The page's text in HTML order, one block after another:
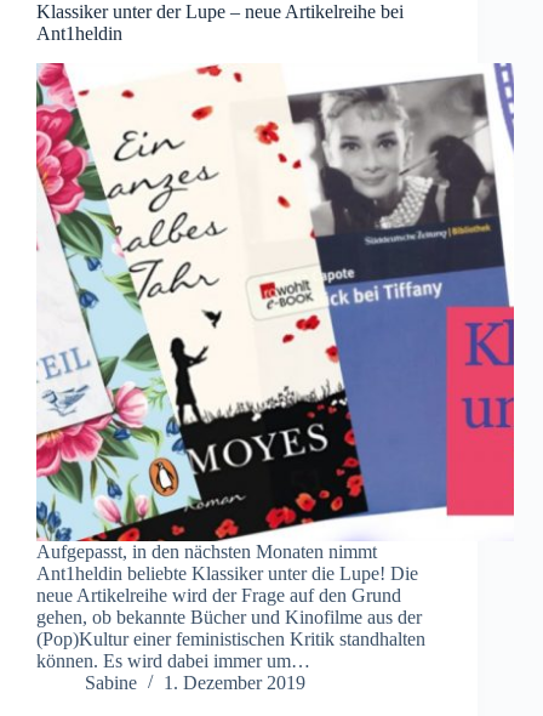
Klassiker unter der Lupe – neue Artikelreihe bei
Ant1heldin
Aufgepasst, in den nächsten Monaten nimmt
Ant1heldin beliebte Klassiker unter die Lupe! Die
neue Artikelreihe wird der Frage auf den Grund
gehen, ob bekannte Bücher und Kinofilme aus der
(Pop)Kultur einer feministischen Kritik standhalten
können. Es wird dabei immer um…
Sabine
1. Dezember 2019